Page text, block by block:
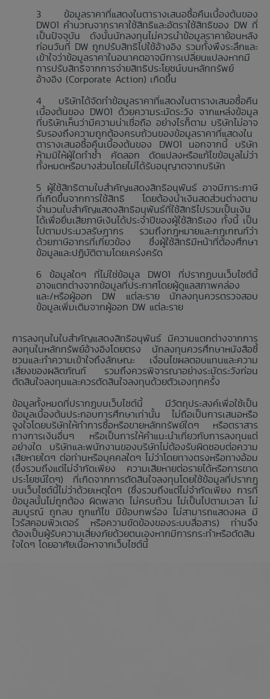
ข้อมูลราคาที่แสดงในตารางเสนอซื้อคืนเบื้องต้นของ
DW01 คำนวณจากราคาใช้สิทธิและอัตราใช้สิทธิของ DW ที่
เป็นปัจจุบัน ดังนั้นนักลงทุนไม่ควรนำข้อมูลราคาย้อนหลัง
ก่อนวันที่ DW ถูกปรับสิทธิไปใช้อ้างอิง รวมทั้งพึงระลึกและ
เข้าใจว่าข้อมูลราคาในอนาคตอาจมีการเปลี่ยนแปลงหากมี
การปรับสิทธิจากการจ่ายสิทธิประโยชน์บนหลักทรัพย์
อ้างอิง (Corporate Action) เกิดขึ้น
บริษัทได้จัดทำข้อมูลราคาที่แสดงในตารางเสนอซื้อคืน
เบื้องต้นของ DW01 ด้วยความระมัดระวัง จากแหล่งข้อมูล
ที่บริษัทเห็นว่ามีความน่าเชื่อถือ อย่างไรก็ตาม บริษัทไม่อาจ
รับรองถึงความถูกต้องครบถ้วนของข้อมูลราคาที่แสดงใน
ตารางเสนอซื้อคืนเบื้องต้นของ DW01 นอกจากนี้ บริษัท
ห้ามมิให้ผู้ใดทำซ้ำ คัดลอก ดัดแปลงหรือแก้ไขข้อมูลไม่ว่า
ทั้งหมดหรือบางส่วนโดยไม่ได้รับอนุญาตจากบริษัท
ผู้ใช้สิทธิตามใบสำคัญแสดงสิทธิอนุพันธ์ อาจมีภาระภาษี
ที่เกิดขึ้นจากการใช้สิทธิ โดยต้องนำเงินสดส่วนต่างตาม
จำนวนใบสำคัญแสดงสิทธิอนุพันธ์ที่ใช้สิทธิไปรวมเป็นเงิน
ได้เพื่อยื่นเสียภาษีเงินได้ประจำปีของผู้ใช้สิทธิเอง ทั้งนี้ เป็น
ไปตามประมวลรัษฎากร รวมถึงกฎหมายและกฎเกณฑ์ว่า
ด้วยภาษีอากรที่เกี่ยวข้อง ซึ่งผู้ใช้สิทธิมีหน้าที่ต้องศึกษา
ข้อมูลและปฏิบัติตามโดยเคร่งครัด
ข้อมูลใดๆ ที่ไม่ใช่ข้อมูล DW01 ที่ปรากฏบนเว็บไซต์นี้
อาจแตกต่างจากข้อมูลที่ประกาศโดยผู้ดูแลสภาพคล่อง
และ/หรือผู้ออก DW แต่ละราย นักลงทุนควรตรวจสอบ
ข้อมูลเพิ่มเติมจากผู้ออก DW แต่ละราย
การลงทุนในใบสำคัญแสดงสิทธิอนุพันธ์ มีความแตกต่างจากการ
ลงทุนในหลักทรัพย์อ้างอิงโดยตรง นักลงทุนควรศึกษาหนังสือชี้
ชวนและทำความเข้าใจถึงลักษณะ เงื่อนไขผลตอบแทนและความ
เสี่ยงของผลิตภัณฑ์ รวมถึงควรพิจารณาอย่างระมัดระวังก่อน
ตัดสินใจลงทุนและควรตัดสินใจลงทุนด้วยตัวเองทุกครั้ง
ข้อมูลทั้งหมดที่ปรากฏบนเว็บไซต์นี้ มีวัตถุประสงค์เพื่อใช้เป็น
ข้อมูลเบื้องต้นประกอบการศึกษาเท่านั้น ไม่ถือเป็นการเสนอหรือ
จูงใจโดยบริษัทให้ทำการซื้อหรือขายหลักทรัพย์ใดๆ หรือตราสาร
ทางการเงินอื่นๆ หรือเป็นการให้คำแนะนำเกี่ยวกับการลงทุนแต่
อย่างใด บริษัทและพนักงานของบริษัทไม่ต้องรับผิดชอบต่อความ
เสียหายใดๆ ต่อท่านหรือบุคคลใดๆ ไม่ว่าโดยทางตรงหรือทางอ้อม
(ซึ่งรวมถึงแต่ไม่จำกัดเพียง ความเสียหายต่อรายได้หรือการขาด
ประโยชน์ใดๆ) ที่เกิดจากการตัดสินใจลงทุนโดยใช้ข้อมูลที่ปรากฏ
บนเว็บไซต์นี้ไม่ว่าด้วยเหตุใดๆ (ซึ่งรวมถึงแต่ไม่จำกัดเพียง การที่
ข้อมูลนั้นไม่ถูกต้อง ผิดพลาด ไม่ครบถ้วน ไม่เป็นไปตามเวลา ไม่
สมบูรณ์ ถูกลบ ถูกแก้ไข มีข้อบกพร่อง ไม่สามารถแสดงผล มี
ไวรัสคอมพิวเตอร์ หรือความขัดข้องของระบบสื่อสาร) ท่านจึง
ต้องเป็นผู้รับความเสี่ยงภัยด้วยตนเองหากมีการกระทำหรือตัดสิน
ใจใดๆ โดยอาศัยเนื้อหาจากเว็บไซต์นี้